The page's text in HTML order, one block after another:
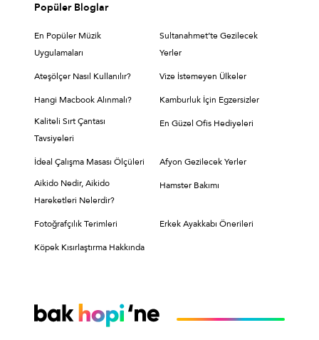
Popüler Bloglar
En Popüler Müzik
Uygulamaları
Sultanahmet’te Gezilecek
Yerler
Ateşölçer Nasıl Kullanılır? Vize İstemeyen Ülkeler
Hangi Macbook Alınmalı?
Kamburluk İçin Egzersizler
Kaliteli Sırt Çantası
Tavsiyeleri
En Güzel Ofis Hediyeleri
İdeal Çalışma Masası Ölçüleri
Afyon Gezilecek Yerler
Aikido Nedir, Aikido
Hareketleri Nelerdir?
Hamster Bakımı
Fotoğrafçılık Terimleri Erkek Ayakkabı Önerileri
Köpek Kısırlaştırma Hakkında